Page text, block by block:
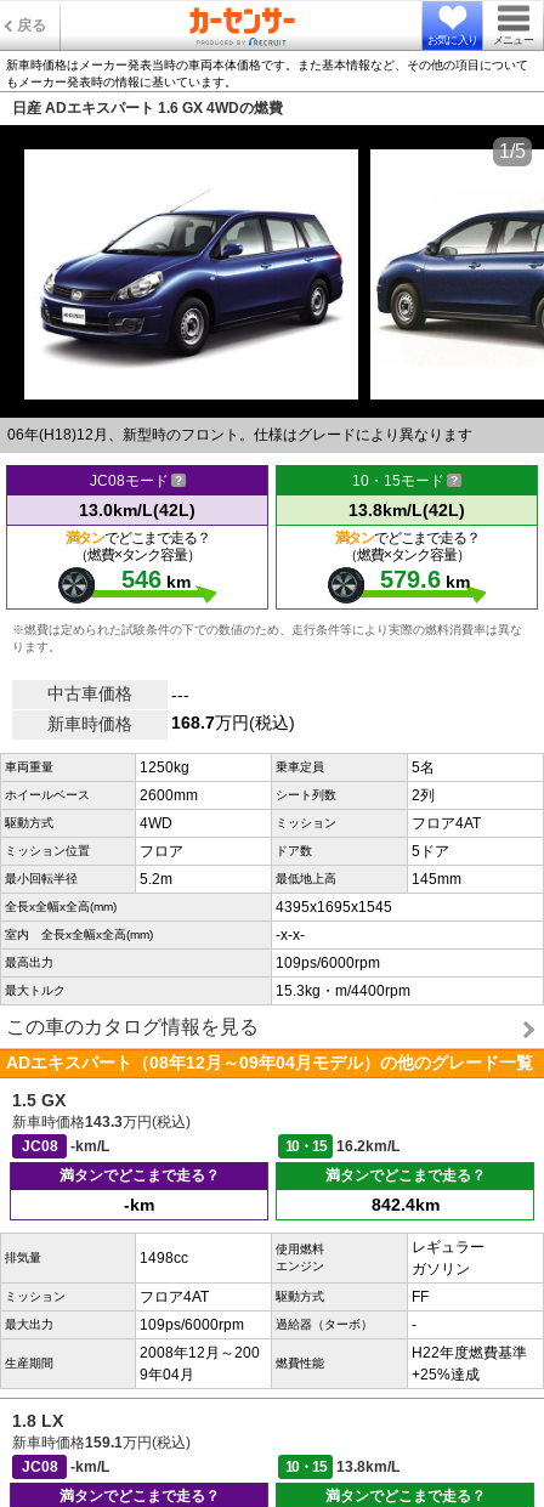
戻る
お気に入り メニュー
新車時価格はメーカー発表当時の車両本体価格です。また基本情報など、その他の項目について
もメーカー発表時の情報に基いています。
日産 ADエキスパート 1.6 GX 4WDの燃費
06年(H18)12月、新型時のフロント。仕様はグレードにより異なります
1/5
JC08モード
13.0km/L(42L)
満タンでどこまで走る？
（燃費×タンク容量）
546 km
10・15モード
13.8km/L(42L)
満タンでどこまで走る？
（燃費×タンク容量）
579.6 km
※燃費は定められた試験条件の下での数値のため、走行条件等により実際の燃料消費率は異な
ります。
中古車価格
---
新車時価格
168.7万円(税込)
車両重量 1250kg 乗車定員 5名
ホイールベース 2600mm シート列数 2列
駆動方式 4WD ミッション フロア4AT
ミッション位置 フロア ドア数 5ドア
最小回転半径 5.2m 最低地上高 145mm
全長x全幅x全高(mm) 4395x1695x1545
室内 全長x全幅x全高(mm) -x-x-
最高出力 109ps/6000rpm
最大トルク 15.3kg・m/4400rpm
この車のカタログ情報を見る
ADエキスパート（08年12月～09年04月モデル）の他のグレード一覧
1.5 GX
新車時価格143.3万円(税込)
JC08
-km/L 10・15
16.2km/L
満タンでどこまで走る？
-km
満タンでどこまで走る？
842.4km
排気量 1498cc
使用燃料
エンジン
レギュラー
ガソリン
ミッション フロア4AT 駆動方式 FF
最大出力 109ps/6000rpm 過給器（ターボ） -
生産期間
2008年12月～200
9年04月
燃費性能
H22年度燃費基準
+25%達成
1.8 LX
新車時価格159.1万円(税込)
JC08
-km/L 10・15
13.8km/L
満タンでどこまで走る？
満タンでどこまで走る？